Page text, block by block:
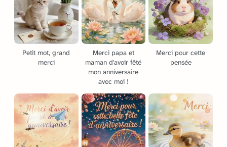
Petit mot, grand
merci
Merci papa et
maman d'avoir fêté
mon anniversaire
avec moi !
Merci pour cette
pensée